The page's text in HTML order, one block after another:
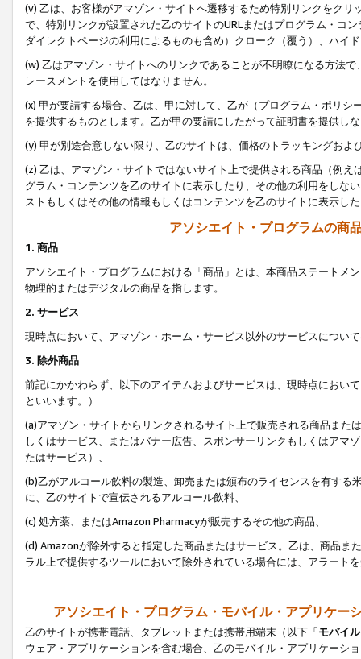
(v) 乙は、お客様がアマゾン・サイトへ遷移するため特別リンクをク
で、特別リンクが設置された乙のサイトのURLまたはプログラム・コ
ダイレクトページの利用によるものも含め）クローク（覆う）、ハイ
(w) 乙はアマゾン・サイトへのリンクであることが不明瞭になる方法
レースメントを使用してはなりません。
(x) 甲が要請する場合、乙は、甲に対して、乙が（プログラム・ポリ
を提供するものとします。乙が甲の要請にしたがって証明書を提供し
(y) 甲が別途合意しない限り、乙のサイトは、価格のトラッキングお
(z) 乙は、アマゾン・サイトではないサイト上で提供される商品（例
グラム・コンテンツを乙のサイトに表示したり、その他の利用をしな
ストもしくはその他の情報もしくはコンテンツを乙のサイトに表示し
アソシエイト・プログラムの商
1. 商品
アソシエイト・プログラムにおける「商品」とは、本商品ステートメ
物理的またはデジタルの商品を指します。
2. サービス
現時点において、アマゾン・ホーム・サービス以外のサービスについ
3. 除外商品
前記にかかわらず、以下のアイテムおよびサービスは、現時点におい
といいます。）
(a)アマゾン・サイトからリンクされるサイト上で販売される商品ま
しくはサービス、またはバナー広告、スポンサーリンクもしくはアマ
たはサービス）、
(b)乙がアルコール飲料の製造、卸売または頒布のライセンスを有す
に、乙のサイトで宣伝されるアルコール飲料、
(c) 処方薬、またはAmazon Pharmacyが販売するその他の商品、
(d) Amazonが除外すると指定した商品またはサービス。乙は、商品ま
ラル上で提供するツールにおいて除外されている場合には、アラート
アソシエイト・プログラム・モバイル・アプリケー
乙のサイトが携帯電話、タブレットまたは携帯用端末（以下「モバイ
ウェア・アプリケーションを含む場合、乙のモバイル・アプリケーシ